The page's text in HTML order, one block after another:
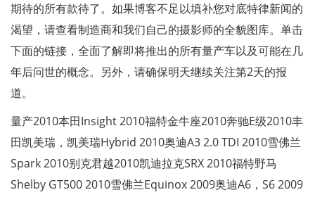
期待的所有款待了。如果博客不足以填补您对底特律新闻的
渴望，请查看制造商和我们自己的摄影师的全貌图库。单击
下面的链接，全面了解即将推出的所有量产车以及可能在几
年后问世的概念。另外，请确保明天继续关注第2天的报
道。
量产2010本田Insight 2010福特金牛座2010奔驰E级2010丰
田凯美瑞，凯美瑞Hybrid 2010奥迪A3 2.0 TDI 2010雪佛兰
Spark 2010别克君越2010凯迪拉克SRX 2010福特野马
Shelby GT500 2010雪佛兰Equinox 2009奥迪A6，S6 2009